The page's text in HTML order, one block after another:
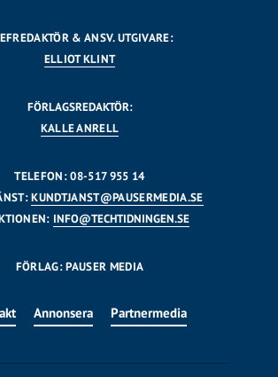
& ANSV. UTGIVARE:
ELLIOT KLINT
FÖRLAGSREDAKTÖR:
KALLE ANRELL
TELEFON: 08-517 955 14
KUNDTJANST@PAUSERMEDIA.SE
INFO@TECHTIDNINGEN.SE
FÖRLAG: PAUSER MEDIA
Annonsera Partnermedia